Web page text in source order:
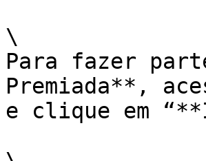
\
Para fazer
Premiada**,
e clique em